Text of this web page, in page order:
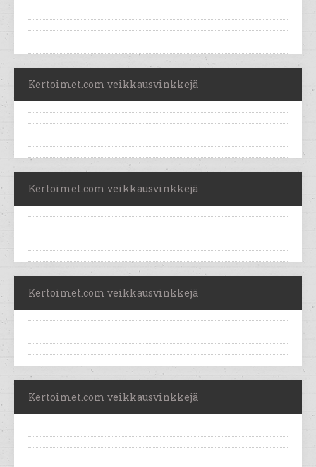
Kertoimet.com veikkausvinkkejä
Kertoimet.com veikkausvinkkejä
Kertoimet.com veikkausvinkkejä
Kertoimet.com veikkausvinkkejä